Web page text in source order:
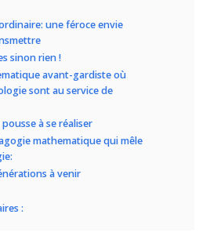
une féroce envie
sinon rien !
avant-gardiste où
sont au service de
à se réaliser
mathematique qui mêle
à venir
: